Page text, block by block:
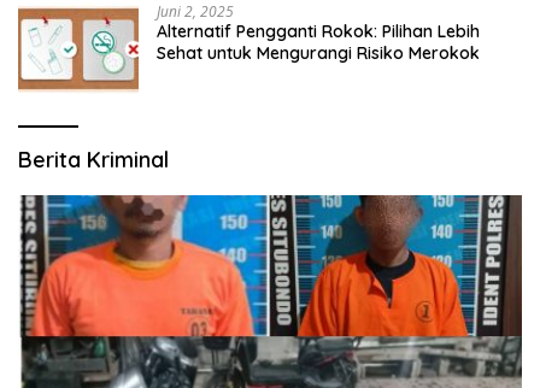
Juni 2, 2025
Alternatif Pengganti Rokok: Pilihan Lebih
Sehat untuk Mengurangi Risiko Merokok
Berita Kriminal